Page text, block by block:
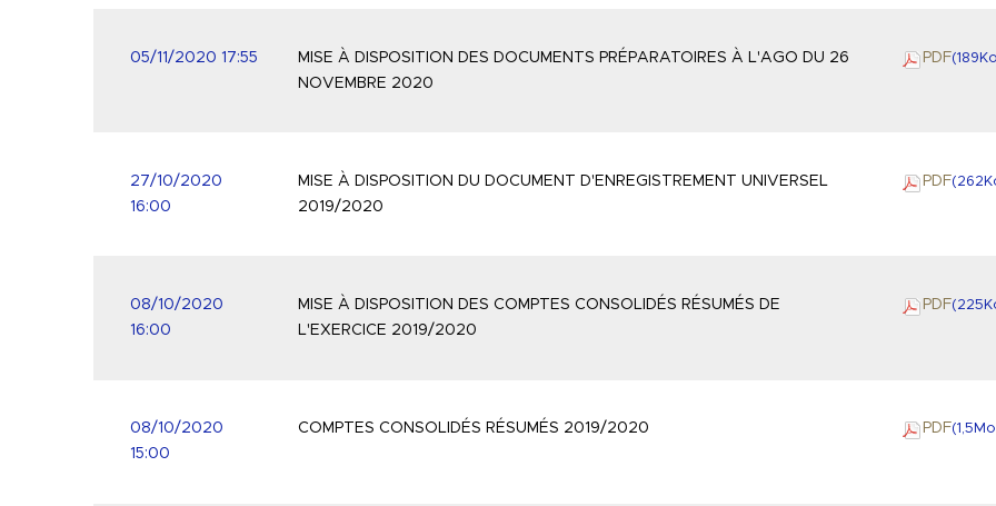
05/11/2020 17:55
MISE À DISPOSITION DES DOCUMENTS PRÉPARATOIRES À L'AGO DU 26
NOVEMBRE 2020
PDF(189 Ko
27/10/2020
16:00
MISE À DISPOSITION DU DOCUMENT D'ENREGISTREMENT UNIVERSEL
2019/2020
PDF(262
08/10/2020
16:00
MISE À DISPOSITION DES COMPTES CONSOLIDÉS RÉSUMÉS DE
L'EXERCICE 2019/2020
PDF(225
08/10/2020
15:00
COMPTES CONSOLIDÉS RÉSUMÉS 2019/2020 PDF(1,5 Mo